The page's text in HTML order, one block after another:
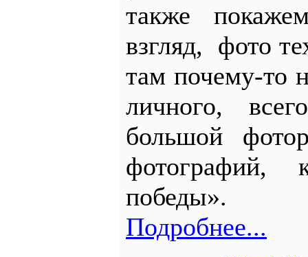
также
взгляд, фото
там почему-то
личного,
большой
фотографий,
победы».
Подробнее...